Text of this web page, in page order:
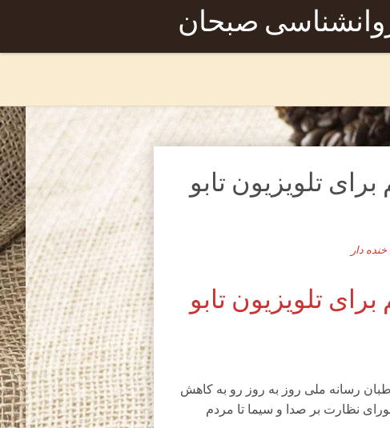
صبحان
تلویزیون تابو
دار
تلویزیون تابو
رسانه ملی روز به روز رو به کاهش
نظارت بر صدا و سیما تا مردم